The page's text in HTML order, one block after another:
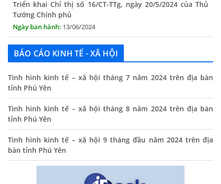
Tướng Chính phủ
13/06/2024
chính
13/06/2024
Thông báo lịch tiếp công dân định kỳ của Chủ tịch UBND
01/11/2025
toàn trình trên Hệ thống thông tin giải quyết thủ tục
hành chính tỉnh Phú Yên
14/10/2024
BÁO CÁO KINH TẾ - XÃ HỘI
Tình hình kinh tế – xã hội tháng 7 năm 2024 trên địa bàn
tỉnh Phú Yên
Tình hình kinh tế – xã hội tháng 8 năm 2024 trên địa bàn
tỉnh Phú Yên
Tình hình kinh tế – xã hội 9 tháng đầu năm 2024 trên địa
bàn tỉnh Phú Yên